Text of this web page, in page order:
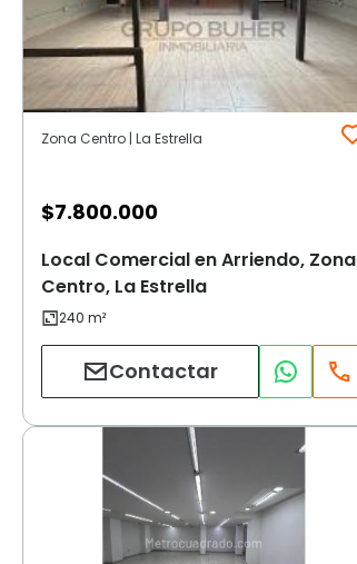
Zona Centro | La Estrella
$7.800.000
Local Comercial en Arriendo, Zona
Centro, La Estrella
Contactar